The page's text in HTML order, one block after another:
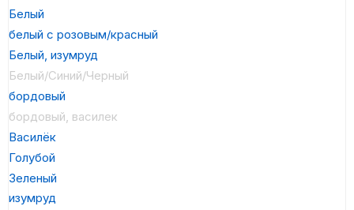
Белый
белый с розовым/красный
Белый, изумруд
Белый/Синий/Черный
бордовый
бордовый, василек
Василёк
Голубой
Зеленый
изумруд